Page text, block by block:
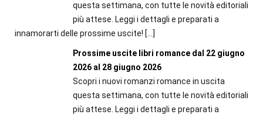
questa settimana, con tutte le novità editoriali
più attese. Leggi i dettagli e preparati a
innamorarti delle prossime uscite! […]
Prossime uscite libri romance dal 22 giugno
2026 al 28 giugno 2026
Scopri i nuovi romanzi romance in uscita
questa settimana, con tutte le novità editoriali
più attese. Leggi i dettagli e preparati a